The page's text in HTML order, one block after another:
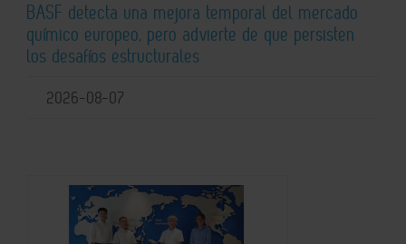
BASF detecta una mejora temporal del mercado
químico europeo, pero advierte de que persisten
los desafíos estructurales
2026-08-07